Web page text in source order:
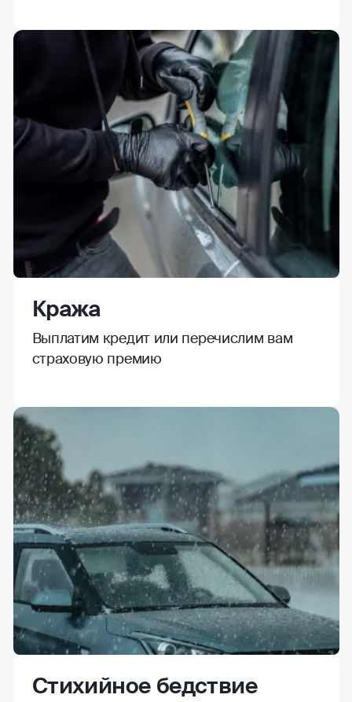
Кража
Выплатим кредит или перечислим вам
страховую премию
Стихийное бедствие